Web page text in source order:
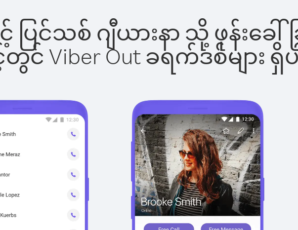
ြင့် ပြင်သစ် ဂျီယားနာ သို့ ဖုန်း
င် Viber Out ခရက်ဒစ်များ